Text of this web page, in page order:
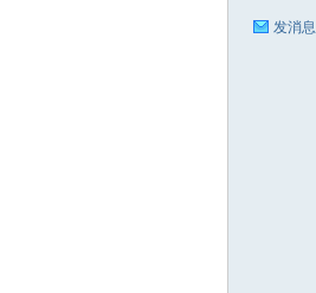
发消息